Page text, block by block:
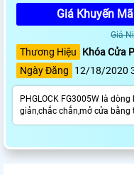
Giá Khuyến
Giá
Thương Hiệu
Khóa Cửa
Ngày Đăng
12/18/2020
PHGLOCK FG3005W là
giản,chắc chắn,mở cửa bằng